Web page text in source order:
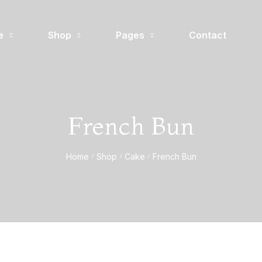
Shop Pages Contact
French Bun
Home / Shop / Cake / French Bun